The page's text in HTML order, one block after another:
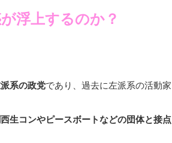
浮上するのか？
系の政党であり、過去に左派系の活動家
生コンやピースボートなどの団体と接点